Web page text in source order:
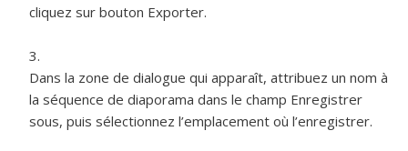
cliquez sur bouton Exporter.
Dans la zone de dialogue qui apparaît, attribuez un nom à
la séquence de diaporama dans le champ Enregistrer
sous, puis sélectionnez l’emplacement où l’enregistrer.